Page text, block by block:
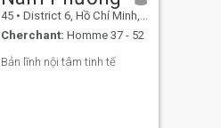
45 • District 6, Hồ Chí Minh, Vietnam
Cherchant: Homme 37 - 52
Bản lĩnh nội tâm tinh tế